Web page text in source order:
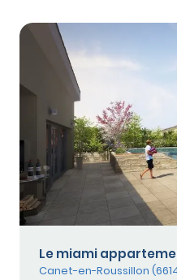
Le miami
Canet-en-Roussillon